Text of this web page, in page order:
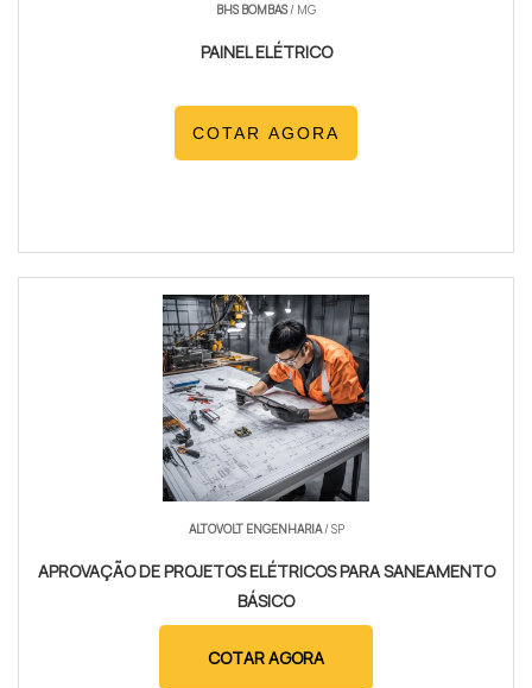
BHS BOMBAS/ MG
PAINEL ELÉTRICO
COTAR AGORA
ALTOVOLT ENGENHARIA/ SP
APROVAÇÃO DE PROJETOS ELÉTRICOS PARA SANEAMENTO
BÁSICO
COTAR AGORA